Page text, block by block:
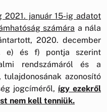
2021. január 15-ig adatot
számára a nála
2020. december
e) és f) pontja szerint
rendszámáról és a
azonosító
jogcíméről, így ezekről
nem kell tenniük.